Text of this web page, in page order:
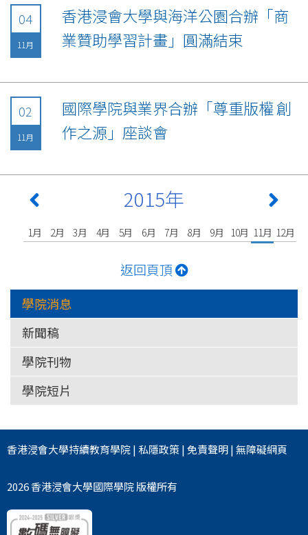
04
11月
香港浸會大學與海洋公園合辦「商
業贊助學習計畫」圓滿結束
02
11月
國際學院與業界合辦「尊重版權 創
作之源」座談會
2015年
1月 2月 3月 4月 5月 6月 7月 8月 9月 10月 11月 12月
返回頁頂
學院消息
新聞稿
學院刊物
學院短片
香港浸會大學持續教育學院| 私隱政策|免責聲明|無障礙網頁
2026 香港浸會大學國際學院 版權所有